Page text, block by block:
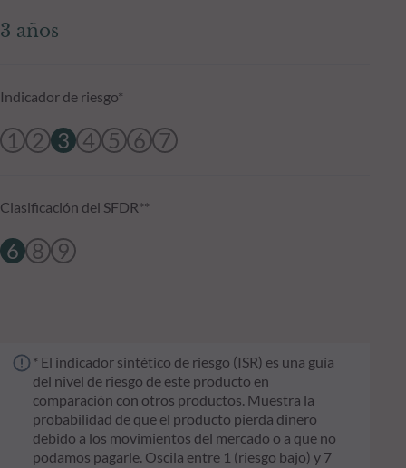
3 años
Indicador de riesgo*
1 2 3 4 5 6 7
Clasificación del SFDR**
6 8 9
* El indicador sintético de riesgo (ISR) es una guía
del nivel de riesgo de este producto en
comparación con otros productos. Muestra la
probabilidad de que el producto pierda dinero
debido a los movimientos del mercado o a que no
podamos pagarle. Oscila entre 1 (riesgo bajo) y 7